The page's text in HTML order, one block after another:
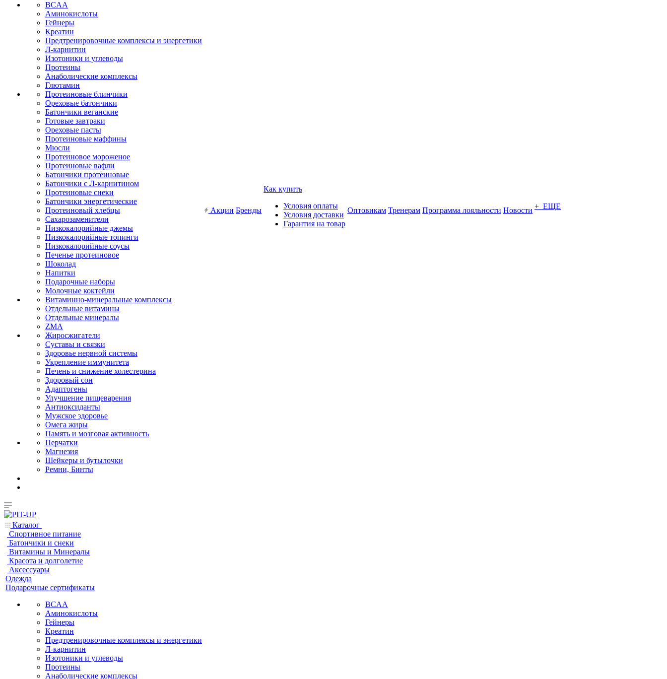
BCAA
Аминокислоты
Гейнеры
Креатин
Предтренировочные комплексы и энергетики
Л-карнитин
Изотоники и углеводы
Протеины
Анаболические комплексы
Глютамин
Протеиновые блинчики
Ореховые батончики
Батончики веганские
Готовые завтраки
Ореховые пасты
Протеиновые маффины
Мюсли
Протеиновое мороженое
Протеиновые вафли
Батончики протеиновые
Батончики с Л-карнитином
Протеиновые снеки
Батончики энергетические
Протеиновый хлебцы
Сахарозаменители
Низкокалорийные джемы
Низкокалорийные топинги
Низкокалорийные соусы
Печенье протеиновое
Шоколад
Напитки
Подарочные наборы
Молочные коктейли
Витаминно-минеральные комплексы
Отдельные витамины
Отдельные минералы
ZMA
Жиросжигатели
Суставы и связки
Здоровье нервной системы
Укрепление иммунитета
Печень и снижение холестерина
Здоровый сон
Адаптогены
Улучшение пищеварения
Антиоксиданты
Мужское здоровье
Омега жиры
Память и мозговая активность
Перчатки
Магнезия
Шейкеры и бутылочки
Ремни, Бинты
Акции Бренды
Как купить
Условия оплаты
Условия доставки
Гарантия на товар
Оптовикам Тренерам Программа лояльности Новости + ЕЩЕ
Каталог
Спортивное питание
Батончики и снеки
Витамины и Минералы
Красота и долголетие
Аксессуары
Одежда
Подарочные сертификаты
BCAA
Аминокислоты
Гейнеры
Креатин
Предтренировочные комплексы и энергетики
Л-карнитин
Изотоники и углеводы
Протеины
Анаболические комплексы